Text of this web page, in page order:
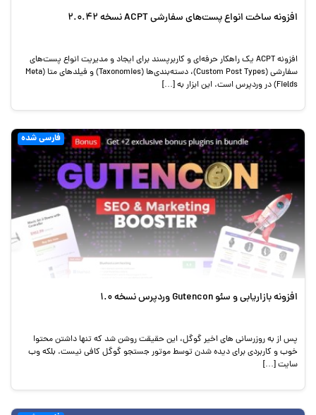
افزونه ساخت انواع پست‌های سفارشی ACPT نسخه 2.0.42
افزونه ACPT یک راهکار حرفه‌ای و کاربرپسند برای ایجاد و مدیریت انواع پست‌های
سفارشی (Custom Post Types)، دسته‌بندی‌ها (Taxonomies) و فیلدهای متا (Meta
Fields) در وردپرس است. این ابزار به […]
فارسی شده
افزونه بازاریابی و سئو Gutencon وردپرس نسخه 1.0
پس از به روزرسانی های اخیر گوگل، این حقیقت روشن شد که تنها داشتن محتوا
خوب و کاربردی برای دیده شدن توسط موتور جستجو گوگل کافی نیست. بلکه وب
سایت […]